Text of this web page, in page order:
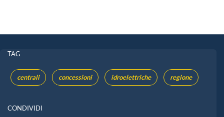
TAG
centrali concessioni idroelettriche regione
CONDIVIDI